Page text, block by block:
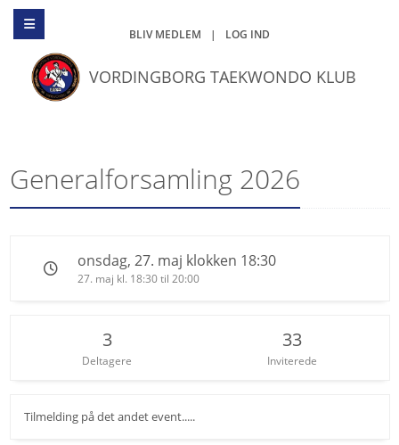
BLIV MEDLEM | LOG IND
VORDINGBORG TAEKWONDO KLUB
Generalforsamling 2026
onsdag, 27. maj klokken 18:30
27. maj kl. 18:30 til 20:00
3
Deltagere
33
Inviterede
Tilmelding på det andet event.....